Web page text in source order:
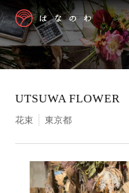
UTSUWA FLOWER
花束 東京都